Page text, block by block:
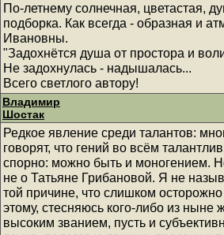
По-летнему солнечная, цветастая,
подборка. Как всегда - образная и
Ивановны.
"Задохнётся душа от простора и
Не задохнулась - надышалась...
Всего светлого автору!
Владимир
Шостак
Редкое явление среди талантов:
говорят, что гений во всём
спорно: можно быть и моногением.
не о Татьяне Грибановой. Я не
той причине, что слишком
этому, стесняюсь кого-либо из ныне
высоким званием, пусть и